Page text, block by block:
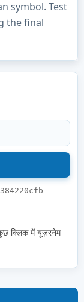
symbol. Test
the final
क्लिक में यूज़रनेम